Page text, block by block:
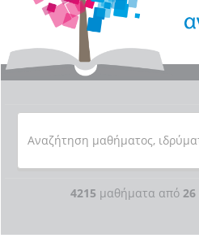
4215 μαθήματα από 26